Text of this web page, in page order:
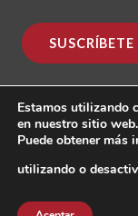
MoDe(s).
Header image:
Energy,
Estamos utilizando
en nuestro sitio web.
Puede obtener más
utilizando o